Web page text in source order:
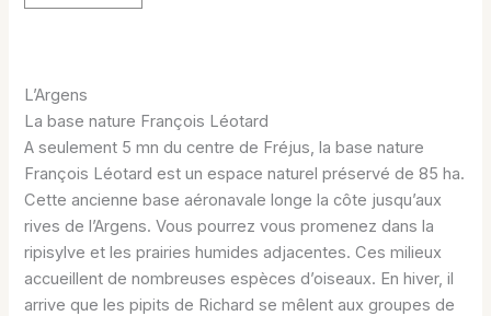
L’Argens
La base nature François Léotard
A seulement 5 mn du centre de Fréjus, la base nature
François Léotard est un espace naturel préservé de 85 ha.
Cette ancienne base aéronavale longe la côte jusqu’aux
rives de l’Argens. Vous pourrez vous promenez dans la
ripisylve et les prairies humides adjacentes. Ces milieux
accueillent de nombreuses espèces d’oiseaux. En hiver, il
arrive que les pipits de Richard se mêlent aux groupes de